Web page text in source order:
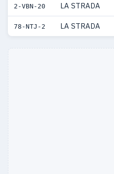
2-VBN-20 LA STRADA
78-NTJ-2 LA STRADA